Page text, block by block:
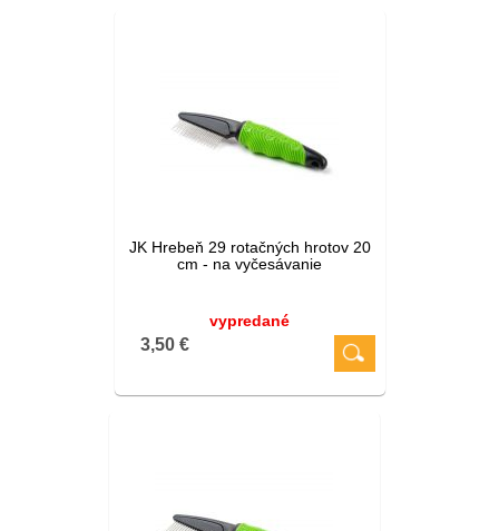
JK Hrebeň 29 rotačných hrotov 20
cm - na vyčesávanie
vypredané
3,50 €